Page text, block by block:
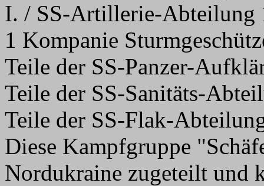
I. / SS-Artillerie-Abteilung
1 Kompanie
Teile der SS-Panzer-
Teile der SS-Sanitäts-
Teile der SS-Flak-
Diese Kampfgruppe
Nordukraine zugeteilt und